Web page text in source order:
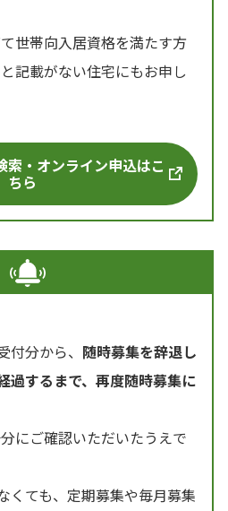
世帯向入居資格を満たす方
記載がない住宅にもお申し
索・オンライン申込はこ
ちら
分から、 随時募集を辞退し
過するまで、再度随時募集に
にご確認いただいたうえで
くても、定期募集や毎月募集